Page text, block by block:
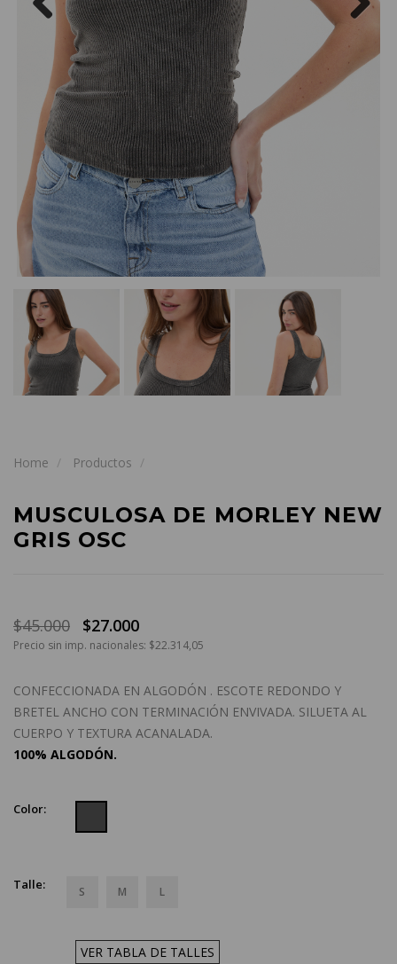
Previous
Home Productos
MUSCULOSA DE MORLEY NEW
GRIS OSC
$45.000 $27.000
Precio sin imp. nacionales: $22.314,05
CONFECCIONADA EN ALGODÓN . ESCOTE REDONDO Y
BRETEL ANCHO CON TERMINACIÓN ENVIVADA. SILUETA AL
CUERPO Y TEXTURA ACANALADA.
100% ALGODÓN.
Color:
Talle: S M L
VER TABLA DE TALLES